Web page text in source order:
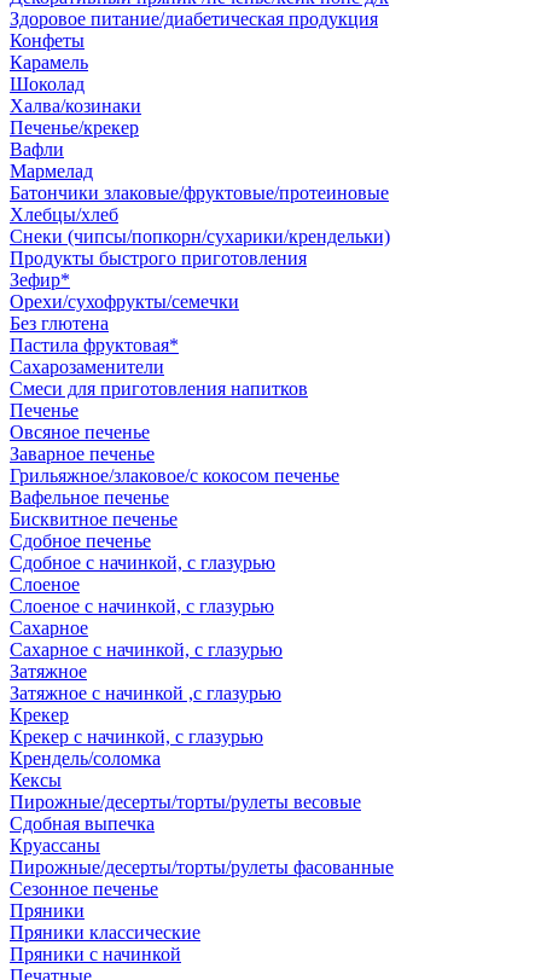
Здоровое питание/диабетическая продукция
Конфеты
Карамель
Шоколад
Халва/козинаки
Печенье/крекер
Вафли
Мармелад
Батончики злаковые/фруктовые/протеиновые
Хлебцы/хлеб
Снеки (чипсы/попкорн/сухарики/крендельки)
Продукты быстрого приготовления
Зефир*
Орехи/сухофрукты/семечки
Без глютена
Пастила фруктовая*
Сахарозаменители
Смеси для приготовления напитков
Печенье
Овсяное печенье
Заварное печенье
Грильяжное/злаковое/с кокосом печенье
Вафельное печенье
Бисквитное печенье
Сдобное печенье
Сдобное с начинкой, с глазурью
Слоеное
Слоеное с начинкой, с глазурью
Сахарное
Сахарное с начинкой, с глазурью
Затяжное
Затяжное с начинкой ,с глазурью
Крекер
Крекер с начинкой, с глазурью
Крендель/соломка
Кексы
Пирожные/десерты/торты/рулеты весовые
Сдобная выпечка
Круассаны
Пирожные/десерты/торты/рулеты фасованные
Сезонное печенье
Пряники
Пряники классические
Пряники с начинкой
Печатные